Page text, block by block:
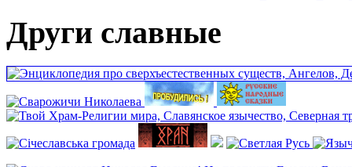
Други славные